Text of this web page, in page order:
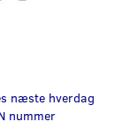
næste hverdag
nummer